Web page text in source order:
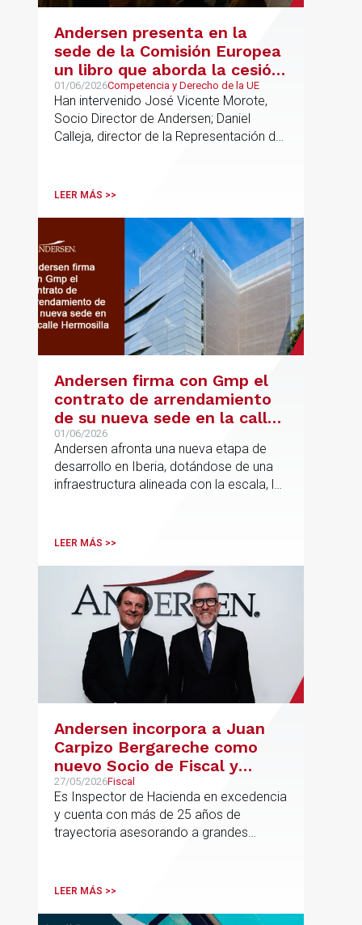
Andersen presenta en la
sede de la Comisión Europea
un libro que aborda la cesión
de soberanía y la primacía
del Derecho de la UE en las
constituciones europeas
01/06/2026Competencia y Derecho de la UE
Han intervenido José Vicente Morote,
Socio Director de Andersen; Daniel
Calleja, director de la Representación de
jurídico y académico
LEER MÁS >>
Andersen firma con Gmp el
contrato de arrendamiento
de su nueva sede en la calle
Hermosilla
01/06/2026
Andersen afronta una nueva etapa de
desarrollo en Iberia, dotándose de una
infraestructura alineada con la escala, la
LEER MÁS >>
Andersen incorpora a Juan
Carpizo Bergareche como
nuevo Socio de Fiscal y
responsable de la práctica
ibérica de Fiscalidad Local
27/05/2026Fiscal
Es Inspector de Hacienda en excedencia
y cuenta con más de 25 años de
trayectoria asesorando a grandes
principalmente en los sectores
medioambiental
LEER MÁS >>